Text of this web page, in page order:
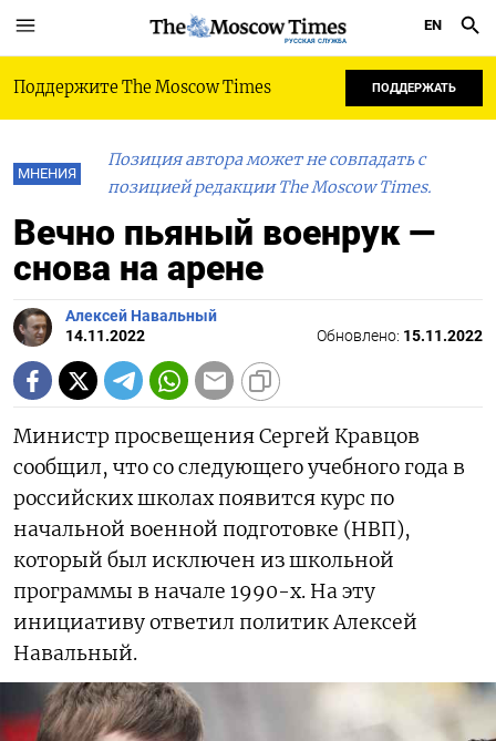
РУССКАЯ СЛУЖБА
EN
Поддержите The Moscow Times ПОДДЕРЖАТЬ
МНЕНИЯ
Позиция автора может не совпадать с
позицией редакции The Moscow Times.
Вечно пьяный военрук —
снова на арене
Алексей Навальный
14.11.2022
Обновлено: 15.11.2022
Министр просвещения Сергей Кравцов
сообщил, что со следующего учебного года в
российских школах появится курс по
начальной военной подготовке (НВП),
который был исключен из школьной
программы в начале 1990-х. На эту
инициативу ответил политик Алексей
Навальный.